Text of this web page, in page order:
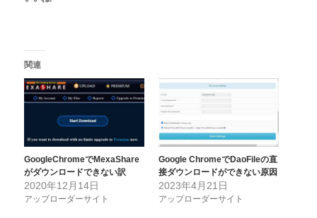
関連
GoogleChromeでMexaShare
がダウンロードできない訳
2020年12月14日
アップローダーサイト
Google ChromeでDaoFileの直
接ダウンロードができない原因
2023年4月21日
アップローダーサイト